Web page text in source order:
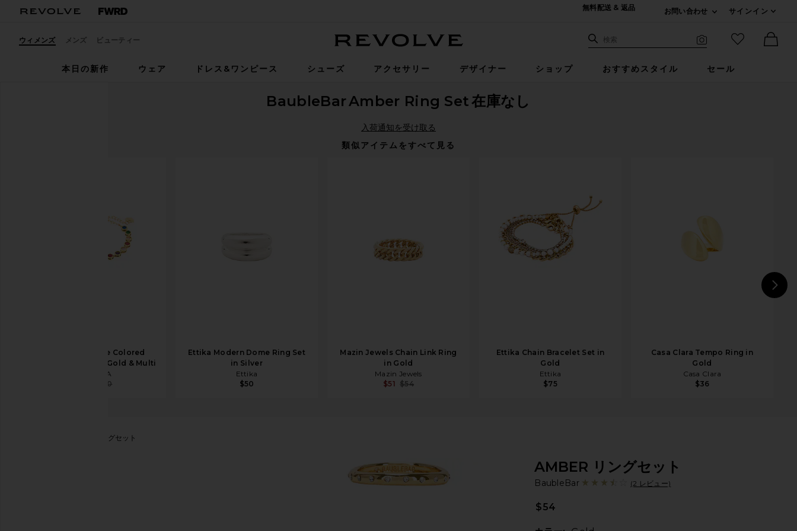
無料配送 & 返品
お問い合わせ
サインイン
ウィメンズ メンズ ビューティー サイト検索
検索
お気に入り
本日の新作
ウェア ドレス&ワンピース シューズ アクセサリー デザイナー ショップ おすすめスタイル セール
BaubleBarAmber Ring Set在庫なし
入荷通知を受け取る
類似アイテムをすべて見る
BRACHA Celeste Colored
Tennis Bracelet in Gold & Multi
BRACHA
$40
Ettika Modern Dome Ring Set
in Silver
Ettika
$50
Mazin Jewels Chain Link Ring
in Gold
Mazin Jewels
$51 $54
Ettika Chain Bracelet Set in
Gold
Ettika
$75
Casa Clara Tempo Ring in
Gold
Casa Clara
$36
AMBER リングセット
AMBER リングセット
BaubleBar (2 レビュー)
$54